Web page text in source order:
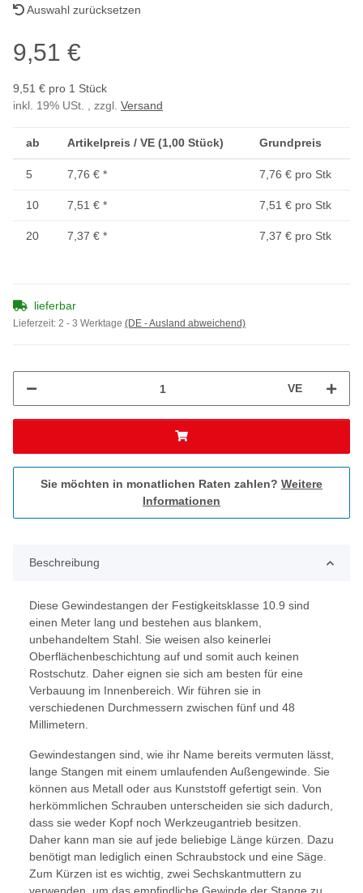
Auswahl zurücksetzen
9,51 €
9,51 € pro 1 Stück
inkl. 19% USt. , zzgl. Versand
ab Artikelpreis / VE (1,00 Stück) Grundpreis
5 7,76 € * 7,76 € pro Stk
10 7,51 € * 7,51 € pro Stk
20 7,37 € * 7,37 € pro Stk
lieferbar
Lieferzeit: 2 - 3 Werktage (DE - Ausland abweichend)
VE
Sie möchten in monatlichen Raten zahlen? Weitere
Informationen
Beschreibung
Diese Gewindestangen der Festigkeitsklasse 10.9 sind
einen Meter lang und bestehen aus blankem,
unbehandeltem Stahl. Sie weisen also keinerlei
Oberflächenbeschichtung auf und somit auch keinen
Rostschutz. Daher eignen sie sich am besten für eine
Verbauung im Innenbereich. Wir führen sie in
verschiedenen Durchmessern zwischen fünf und 48
Millimetern.
Gewindestangen sind, wie ihr Name bereits vermuten lässt,
lange Stangen mit einem umlaufenden Außengewinde. Sie
können aus Metall oder aus Kunststoff gefertigt sein. Von
herkömmlichen Schrauben unterscheiden sie sich dadurch,
dass sie weder Kopf noch Werkzeugantrieb besitzen.
Daher kann man sie auf jede beliebige Länge kürzen. Dazu
benötigt man lediglich einen Schraubstock und eine Säge.
Zum Kürzen ist es wichtig, zwei Sechskantmuttern zu